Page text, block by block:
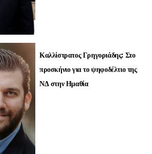
Καλλίστρατος Γρηγοριάδης: Στο
προσκήνιο για το ψηφοδέλτιο της
ΝΔ στην Ημαθία